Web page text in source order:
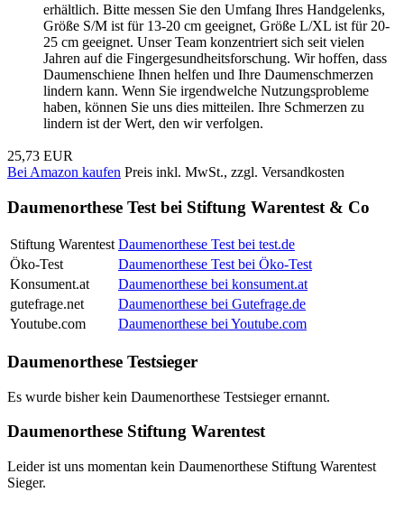
erhältlich. Bitte messen Sie den Umfang Ihres Handgelenks,
Größe S/M ist für 13-20 cm geeignet, Größe L/XL ist für 20-
25 cm geeignet. Unser Team konzentriert sich seit vielen
Jahren auf die Fingergesundheitsforschung. Wir hoffen, dass
Daumenschiene Ihnen helfen und Ihre Daumenschmerzen
lindern kann. Wenn Sie irgendwelche Nutzungsprobleme
haben, können Sie uns dies mitteilen. Ihre Schmerzen zu
lindern ist der Wert, den wir verfolgen.
25,73 EUR
Bei Amazon kaufen Preis inkl. MwSt., zzgl. Versandkosten
Daumenorthese Test bei Stiftung Warentest & Co
Stiftung Warentest Daumenorthese Test bei test.de
Öko-Test
Daumenorthese Test bei Öko-Test
Konsument.at
Daumenorthese bei konsument.at
gutefrage.net
Daumenorthese bei Gutefrage.de
Youtube.com
Daumenorthese bei Youtube.com
Daumenorthese Testsieger
Es wurde bisher kein Daumenorthese Testsieger ernannt.
Daumenorthese Stiftung Warentest
Leider ist uns momentan kein Daumenorthese Stiftung Warentest
Sieger.